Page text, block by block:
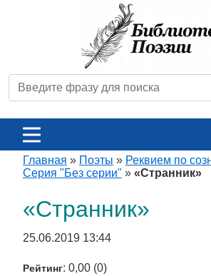
Главная » Поэты » Реквием по
Серия "Без серии" » «Странник»
«Странник»
25.06.2019 13:44
Рейтинг: 0,00 (0)